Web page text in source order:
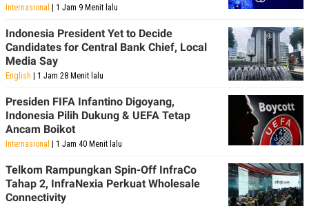
Internasional | 1 Jam 9 Menit lalu
Indonesia President Yet to Decide
Candidates for Central Bank Chief, Local
Media Say
English | 1 Jam 28 Menit lalu
Presiden FIFA Infantino Digoyang,
Indonesia Pilih Dukung & UEFA Tetap
Ancam Boikot
Internasional | 1 Jam 40 Menit lalu
Telkom Rampungkan Spin-Off InfraCo
Tahap 2, InfraNexia Perkuat Wholesale
Connectivity